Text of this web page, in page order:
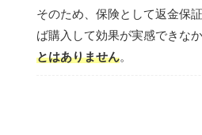
そのため、保険として返金保
ば購入して効果が実感できな
とはありません。